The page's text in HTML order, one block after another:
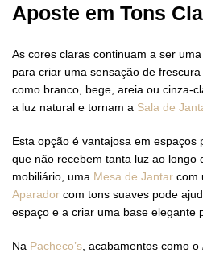
Aposte em Tons
As cores claras continuam a ser
para criar uma sensação de
como branco, bege, areia ou cinza-
a luz natural e tornam a Sala de
Esta opção é vantajosa em espaços
que não recebem tanta luz ao longo
mobiliário, uma Mesa de Jantar com
Aparador com tons suaves pode
espaço e a criar uma base elegante
Na Pacheco’s , acabamentos como o